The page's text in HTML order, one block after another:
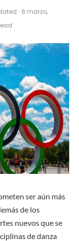
6 marzo,
ser aún más
de los
nuevos que se
de danza